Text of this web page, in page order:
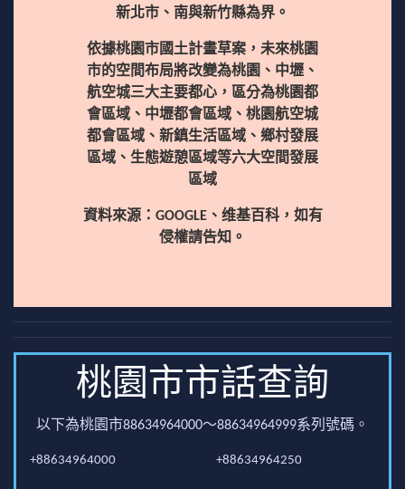
新北市、南與新竹縣為界。
依據桃園市國土計畫草案，未來桃園
市的空間布局將改變為桃園、中壢、
航空城三大主要都心，區分為桃園都
會區域、中壢都會區域、桃園航空城
都會區域、新鎮生活區域、鄉村發展
區域、生態遊憩區域等六大空間發展
區域
資料來源：GOOGLE、维基百科，如有
侵權請告知。
桃園市市話查詢
以下為桃園市88634964000～88634964999系列號碼。
+88634964000 +88634964250